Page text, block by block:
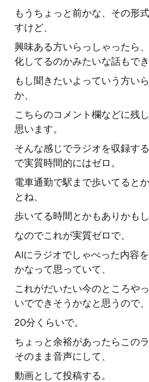
もうちょっと前かな、その形
すけど、
興味ある方いらっしゃったら
化してるのかみたいな話もで
もし聞きたいよっていう方い
か、
こちらのコメント欄などに残
思います。
そんな感じでラジオを収録す
で実質時間的にはゼロ。
電車通勤で駅まで歩いてると
とね、
歩いてる時間とかもありかも
なのでこれが実質ゼロで、
AIにラジオでしゃべった内容
かなって思っていて、
これがだいたい今のところや
いでできそうかなと思うので、
20分くらいで。
ちょっと余裕があったらこの
そのまま音声にして、
動画として投稿する。